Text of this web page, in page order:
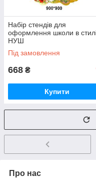
Набір стендів для
оформлення школи в
НУШ
Під замовлення
668 ₴
Купити
Про нас